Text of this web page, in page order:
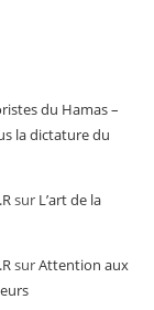
du Hamas –
la dictature du
sur L’art de la
surAttention aux